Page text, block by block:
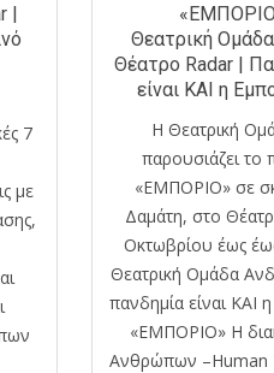
|
7
με
Θεατρική
Θέατρο Radar |
είναι ΚΑΙ η
Η Θεατρική
παρουσιάζει
«ΕΜΠΟΡΙΟ» σε
Δαμάτη, στο
Οκτωβρίου έως
Θεατρική Oμάδα
πανδημία είναι
«ΕΜΠΟΡΙΟ» Η
Ανθρώπων –Human